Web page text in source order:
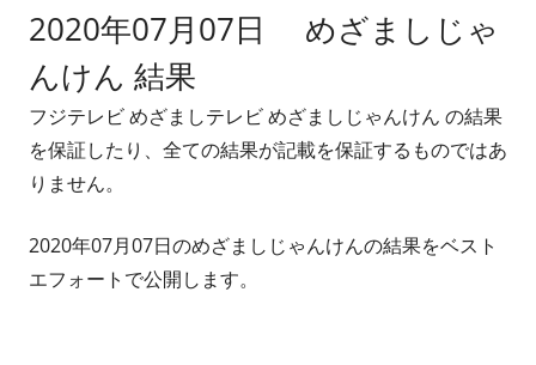
者
日
2020年07月07日 めざましじゃ
んけん 結果
フジテレビ めざましテレビ めざましじゃんけん の結果
を保証したり、全ての結果が記載を保証するものではあ
りません。
2020年07月07日のめざましじゃんけんの結果をベスト
エフォートで公開します。